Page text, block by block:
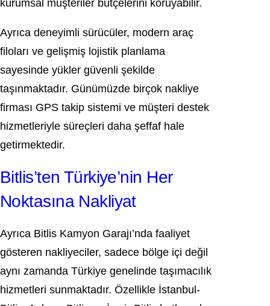
kurumsal müşteriler bütçelerini koruyabilir.
Ayrıca deneyimli sürücüler, modern araç
filoları ve gelişmiş lojistik planlama
sayesinde yükler güvenli şekilde
taşınmaktadır. Günümüzde birçok nakliye
firması GPS takip sistemi ve müşteri destek
hizmetleriyle süreçleri daha şeffaf hale
getirmektedir.
Bitlis’ten Türkiye’nin Her
Noktasına Nakliyat
Ayrıca Bitlis Kamyon Garajı’nda faaliyet
gösteren nakliyeciler, sadece bölge içi değil
aynı zamanda Türkiye genelinde taşımacılık
hizmetleri sunmaktadır. Özellikle İstanbul-